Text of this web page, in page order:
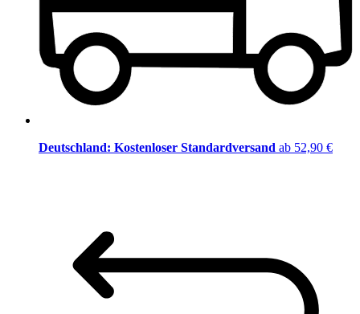
Deutschland: Kostenloser Standardversand ab 52,90 €